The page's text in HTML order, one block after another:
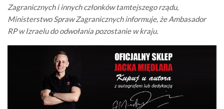
Zagranicznych i innych członków tamtejszego rządu,
Ministerstwo Spraw Zagranicznych informuje, że Ambasador
RP w Izraelu do odwołania pozostanie w kraju.